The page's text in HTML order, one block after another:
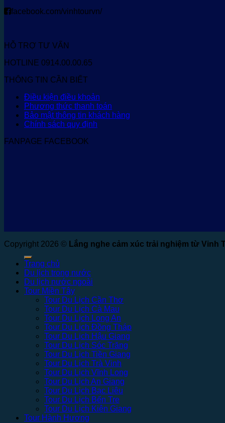
facebook.com/vinhtourvn/
HỖ TRỢ TƯ VẤN
HOTLINE 0914.00.00.65
THÔNG TIN CẦN BIẾT
Điều kiện điều khoản
Phương thức thanh toán
Bảo mật thông tin khách hàng
Chính sách quy định
FANPAGE FACEBOOK
Copyright 2026 © Lắng nghe cảm xúc trải nghiệm từ Vinh
Trang chủ
Du lịch trong nước
Du lịch nước ngoài
Tour Miền Tây
Tour Du Lịch Cần Thơ
Tour Du Lịch Cà Mau
Tour Du Lịch Long An
Tour Du Lịch Đồng Tháp
Tour Du Lịch Hậu Giang
Tour Du Lịch Sóc Trăng
Tour Du Lịch Tiền Giang
Tour Du Lịch Trà Vinh
Tour Du Lịch Vĩnh Long
Tour Du Lịch An Giang
Tour Du Lịch Bạc Liêu
Tour Du Lịch Bến Tre
Tour Du Lịch Kiên Giang
Tour Hành Hương